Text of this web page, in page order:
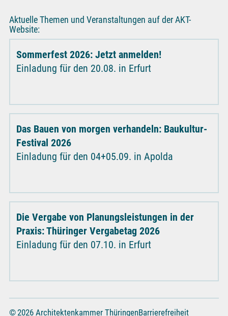
Aktuelle Themen und Veranstaltungen auf der AKT-
Website:
Sommerfest 2026: Jetzt anmelden!
Einladung für den 20.08. in Erfurt
Das Bauen von morgen verhandeln: Baukultur-
Festival 2026
Einladung für den 04+05.09. in Apolda
Die Vergabe von Planungsleistungen in der
Praxis: Thüringer Vergabetag 2026
Einladung für den 07.10. in Erfurt
© 2026 Architektenkammer ThüringenBarrierefreiheit